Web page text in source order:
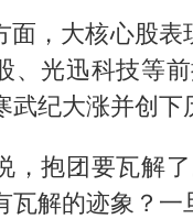
面，大核心股表
、光迅科技等
武纪大涨并创下
，抱团要瓦解
瓦解的迹象？一